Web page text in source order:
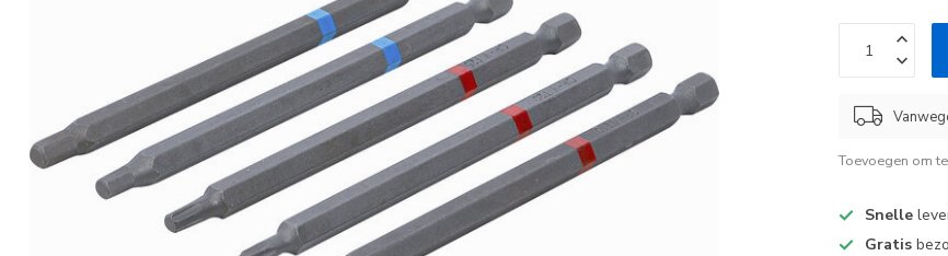
Toevoegen om
Snelle
Gratis